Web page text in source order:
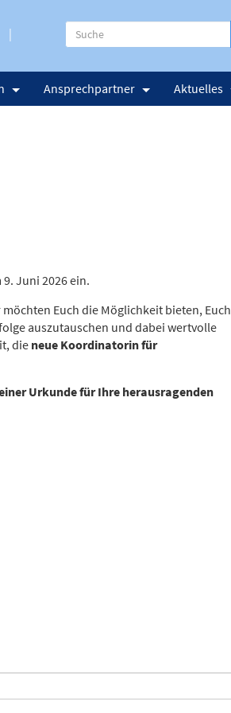
Ansprechpartner Aktuelles
Juni 2026 ein.
Euch die Möglichkeit bieten, Euch
auszutauschen und dabei wertvolle
die neue Koordinatorin für
Urkunde für Ihre herausragenden